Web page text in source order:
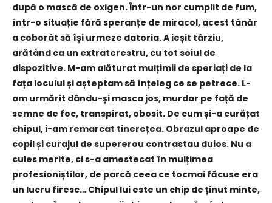
după o mască de oxigen. Într-un nor cumplit de fum,
într-o situație fără speranțe de miracol, acest tânăr
a coborât să își urmeze datoria. A ieșit târziu,
arătând ca un extraterestru, cu tot soiul de
dispozitive. M-am alăturat mulțimii de speriați de la
fața locului și așteptam să înțeleg ce se petrece. L-
am urmărit dându-și masca jos, murdar pe față de
semne de foc, transpirat, obosit. De cum și-a curățat
chipul, i-am remarcat tinerețea. Obrazul aproape de
copil și curajul de supererou contrastau duios. Nu a
cules merite, ci s-a amestecat în mulțimea
profesioniștilor, de parcă ceea ce tocmai făcuse era
un lucru firesc… Chipul lui este un chip de ținut minte,